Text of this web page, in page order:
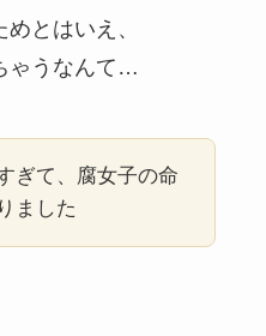
とはいえ、
ゃうなんて…
ぎて、腐女子の命
ました